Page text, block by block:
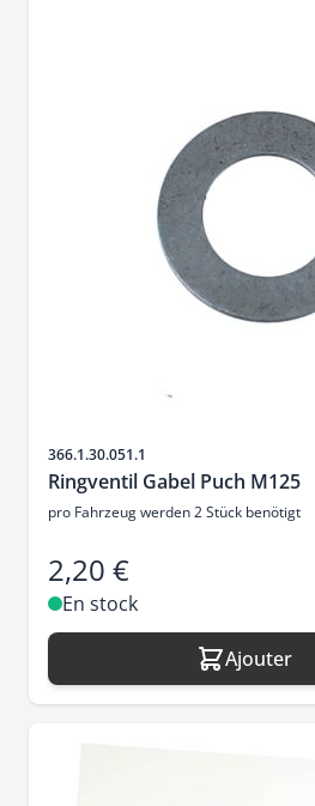
SKU
366.1.30.051.1
Ringventil Gabel Puch M125
pro Fahrzeug werden 2 Stück benötigt
2,20 €
En stock
Ajouter